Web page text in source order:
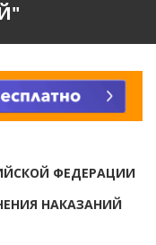
ФЕДЕРАЦИИ
НАКАЗАНИЙ